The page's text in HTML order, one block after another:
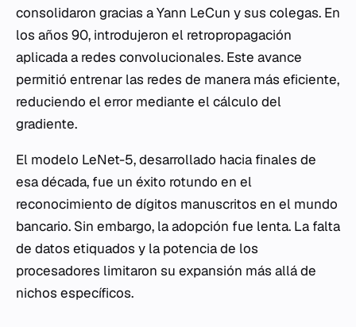
consolidaron gracias a Yann LeCun y sus colegas. En
los años 90, introdujeron el retropropagación
aplicada a redes convolucionales. Este avance
permitió entrenar las redes de manera más eficiente,
reduciendo el error mediante el cálculo del
gradiente.
El modelo LeNet-5, desarrollado hacia finales de
esa década, fue un éxito rotundo en el
reconocimiento de dígitos manuscritos en el mundo
bancario. Sin embargo, la adopción fue lenta. La falta
de datos etiquados y la potencia de los
procesadores limitaron su expansión más allá de
nichos específicos.